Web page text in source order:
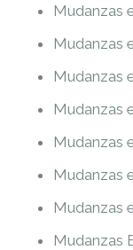
Mudanzas
Mudanzas
Mudanzas
Mudanzas
Mudanzas
Mudanzas
Mudanzas
Mudanzas